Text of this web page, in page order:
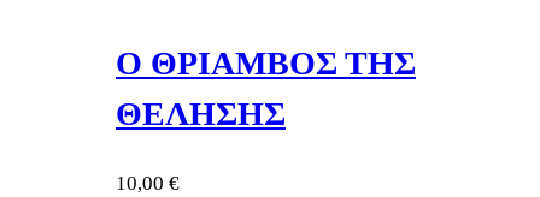
Ο ΘΡΙΑΜΒΟΣ ΤΗΣ
ΘΕΛΗΣΗΣ
10,00 €